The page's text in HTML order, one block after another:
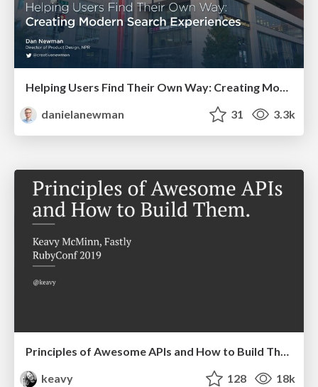
danielanewman
31 3.3k
Principles of Awesome APIs and How to Build Them.
keavy
128 18k